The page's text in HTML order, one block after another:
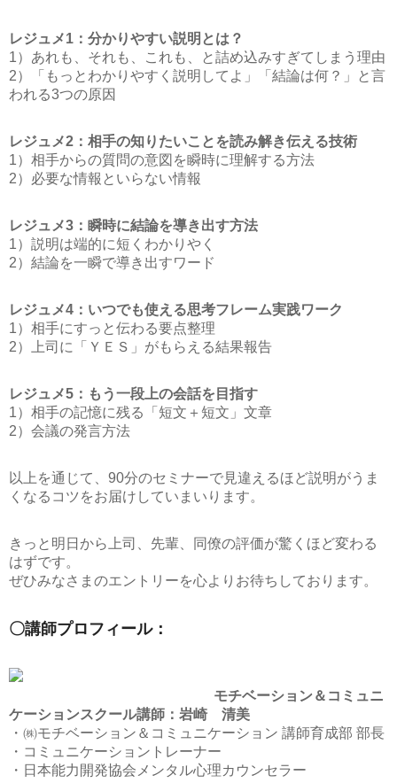
レジュメ1：分かりやすい説明とは？
1）あれも、それも、これも、と詰め込みすぎてしまう理由
2）「もっとわかりやすく説明してよ」「結論は何？」と言
われる3つの原因
レジュメ2：相手の知りたいことを読み解き伝える技術
1）相手からの質問の意図を瞬時に理解する方法
2）必要な情報といらない情報
レジュメ3：瞬時に結論を導き出す方法
1）説明は端的に短くわかりやく
2）結論を一瞬で導き出すワード
レジュメ4：いつでも使える思考フレーム実践ワーク
1）相手にすっと伝わる要点整理
2）上司に「ＹＥＳ」がもらえる結果報告
レジュメ5：もう一段上の会話を目指す
1）相手の記憶に残る「短文＋短文」文章
2）会議の発言方法
以上を通じて、90分のセミナーで見違えるほど説明がうま
くなるコツをお届けしていまいります。
きっと明日から上司、先輩、同僚の評価が驚くほど変わる
はずです。
ぜひみなさまのエントリーを心よりお待ちしております。
〇講師プロフィール：
モチベーション＆コミュニ
ケーションスクール講師：岩崎 清美
・㈱モチベーション＆コミュニケーション 講師育成部 部長
・コミュニケーショントレーナー
・日本能力開発協会メンタル心理カウンセラー